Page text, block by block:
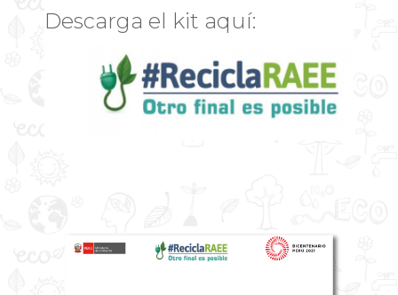
Descarga el kit aquí: